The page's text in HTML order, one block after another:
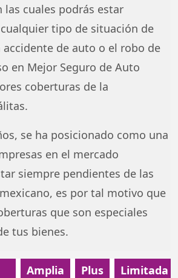
las cuales podrás estar
tipo de situación de
accidente de auto o el robo de
en Mejor Seguro de Auto
coberturas de la
se ha posicionado como una
en el mercado
siempre pendientes de las
es por tal motivo que
que son especiales
tus bienes.
Amplia Plus
Limitada